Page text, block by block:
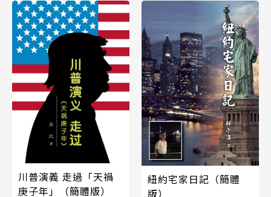
川普演義 走過「天禍
庚子年」（簡體版）
紐約宅家日記（簡體
版）